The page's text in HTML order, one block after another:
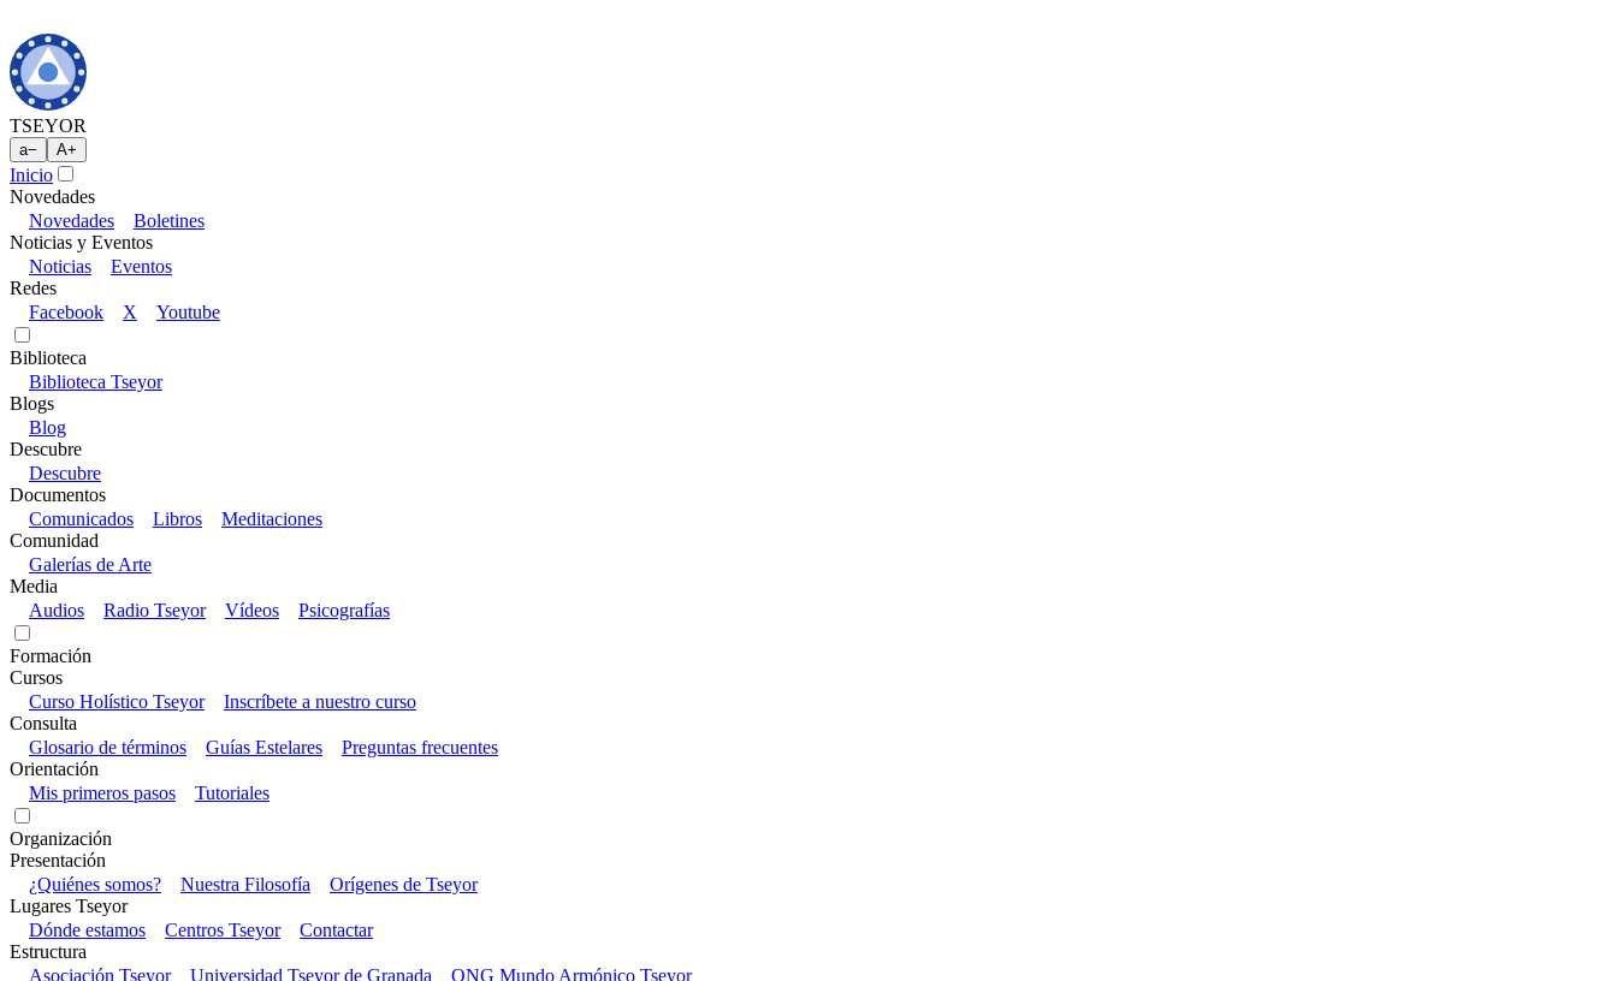
TSEYOR
a− A+
Inicio
Novedades
Novedades
Boletines
Noticias y Eventos
Noticias
Eventos
Redes
Facebook
X Youtube
Biblioteca
Biblioteca Tseyor
Blogs
Blog
Descubre
Descubre
Documentos
Comunicados
Libros
Meditaciones
Comunidad
Galerías de Arte
Media
Audios
Radio Tseyor Vídeos Psicografías
Formación
Cursos
Curso Holístico Tseyor
Inscríbete a nuestro curso
Consulta
Glosario de términos
Guías Estelares
Preguntas frecuentes
Orientación
Mis primeros pasos
Tutoriales
Organización
Presentación
¿Quiénes somos?
Nuestra Filosofía
Orígenes de Tseyor
Lugares Tseyor
Dónde estamos
Centros Tseyor
Contactar
Estructura
Asociación Tseyor
Universidad Tseyor de Granada ONG Mundo Armónico Tseyor